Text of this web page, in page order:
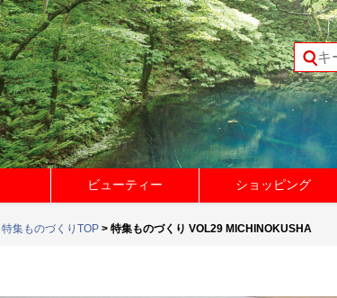
ビューティー ショッピング
特集ものづくりTOP > 特集ものづくり VOL29 MICHINOKUSHA